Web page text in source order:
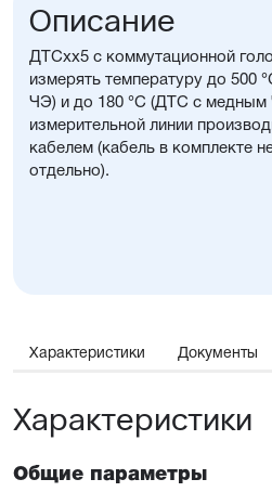
Описание
ДТСхх5 с коммутационной
измерять температуру до 500
ЧЭ) и до 180 °С (ДТС с медным
измерительной линии
кабелем (кабель в комплекте
отдельно).
Характеристики Документы
Характеристики
Общие параметры